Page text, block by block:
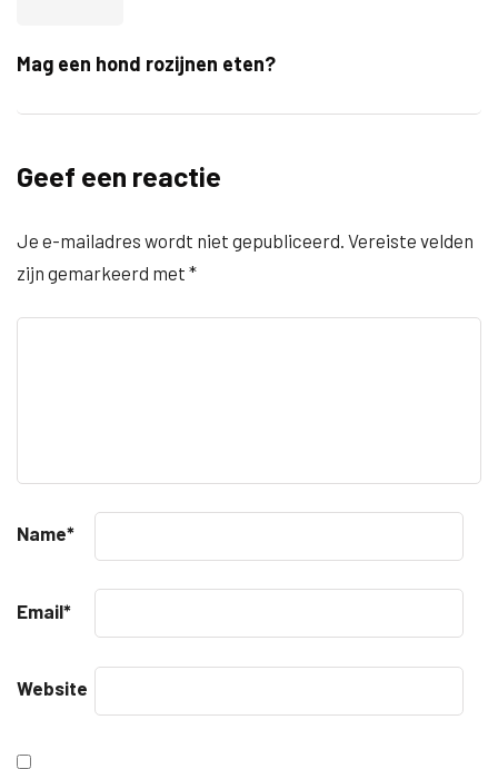
Mag een hond rozijnen eten?
Geef een reactie
Je e-mailadres wordt niet gepubliceerd. Vereiste velden
zijn gemarkeerd met *
Name*
Email*
Website